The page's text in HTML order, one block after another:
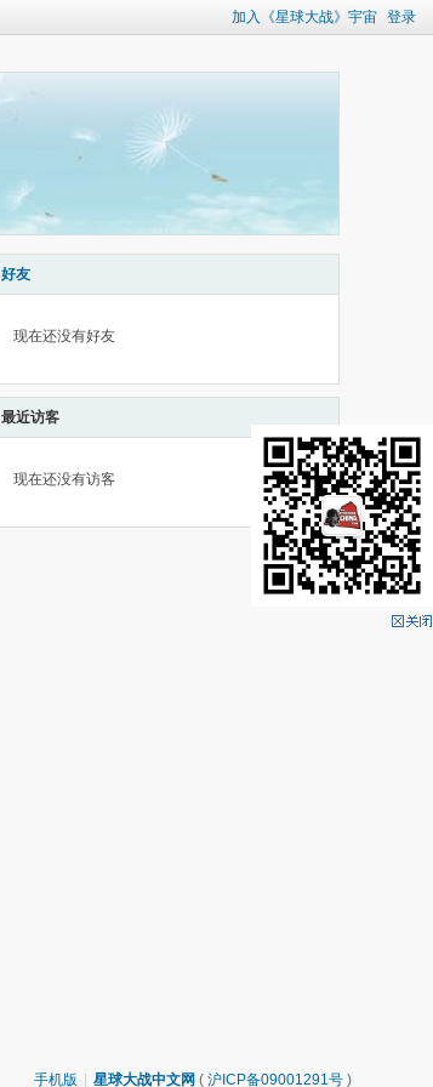
加入《星球大战》宇宙 登录
好友
现在还没有好友
最近访客
现在还没有访客
手机版 星球大战中文网 ( 沪ICP备09001291号 )